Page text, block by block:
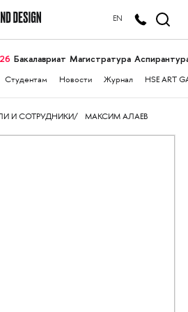
EN
Бакалавриат Магистратура
Студентам Новости Журнал HSE ART
И СОТРУДНИКИ МАКСИМ АЛАЕВ